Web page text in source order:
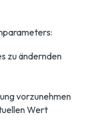
zu ändernden
vorzunehmen
Wert